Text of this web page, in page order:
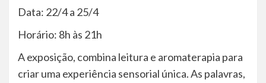
Data: 22/4 a 25/4
Horário: 8h às 21h
A exposição, combina leitura e aromaterapia para
criar uma experiência sensorial única. As palavras,